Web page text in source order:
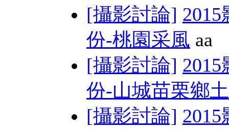
[攝影討論]
份-桃園采風 aa
[攝影討論]
份-山城苗栗鄉
[攝影討論]